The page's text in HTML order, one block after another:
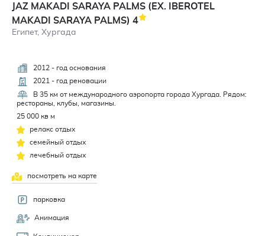
JAZ MAKADI SARAYA PALMS (EX. IBEROTEL
MAKADI SARAYA PALMS) 4
Египет, Хургада
2012 - год основания
2021 - год реновации
В 35 км от международного аэропорта города Хургада. Рядом:
рестораны, клубы, магазины.
25 000 кв м
релакс отдых
семейный отдых
лечебный отдых
посмотреть на карте
парковка
Анимация